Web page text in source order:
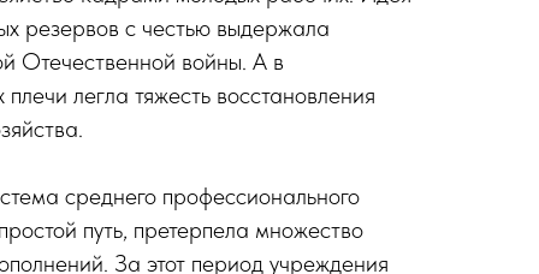
резервов с честью выдержала
Отечественной войны. А в
легла тяжесть восстановления
среднего профессионального
путь, претерпела множество
За этот период учреждения